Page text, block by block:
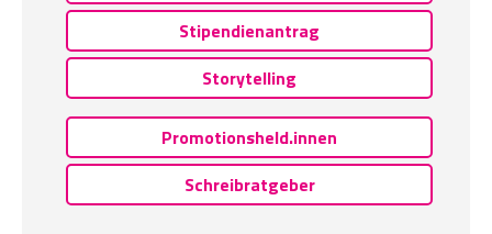
Stipendienantrag
Storytelling
Promotionsheld.innen
Schreibratgeber